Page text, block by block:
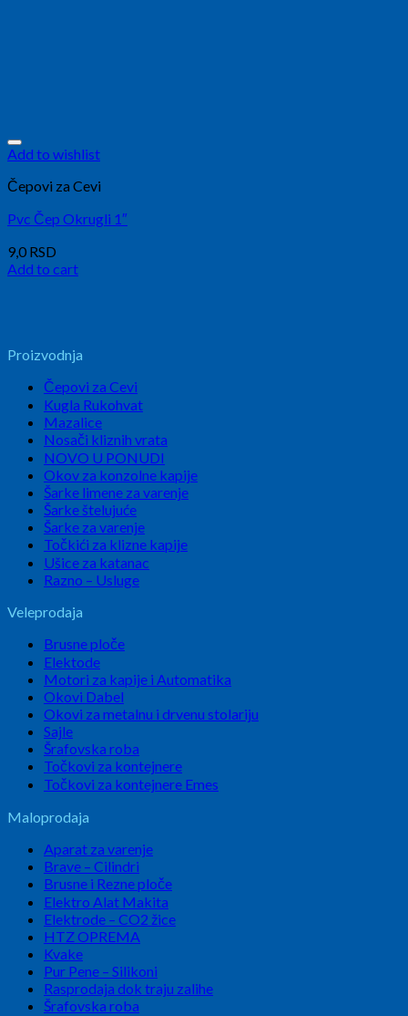
Add to wishlist
Čepovi za Cevi
Pvc Čep Okrugli 1″
9,0 RSD
Add to cart
Proizvodnja
Čepovi za Cevi
Kugla Rukohvat
Mazalice
Nosači kliznih vrata
NOVO U PONUDI
Okov za konzolne kapije
Šarke limene za varenje
Šarke štelujuće
Šarke za varenje
Točkići za klizne kapije
Ušice za katanac
Razno – Usluge
Veleprodaja
Brusne ploče
Elektode
Motori za kapije i Automatika
Okovi Dabel
Okovi za metalnu i drvenu stolariju
Sajle
Šrafovska roba
Točkovi za kontejnere
Točkovi za kontejnere Emes
Maloprodaja
Aparat za varenje
Brave – Cilindri
Brusne i Rezne ploče
Elektro Alat Makita
Elektrode – CO2 žice
HTZ OPREMA
Kvake
Pur Pene – Silikoni
Rasprodaja dok traju zalihe
Šrafovska roba